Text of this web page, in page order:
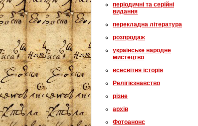
періодичні та серійні
видання
перекладна література
розпродаж
українське народне
мистецтво
всесвітня історія
Релігієзнавство
різне
архів
Фотоанонс